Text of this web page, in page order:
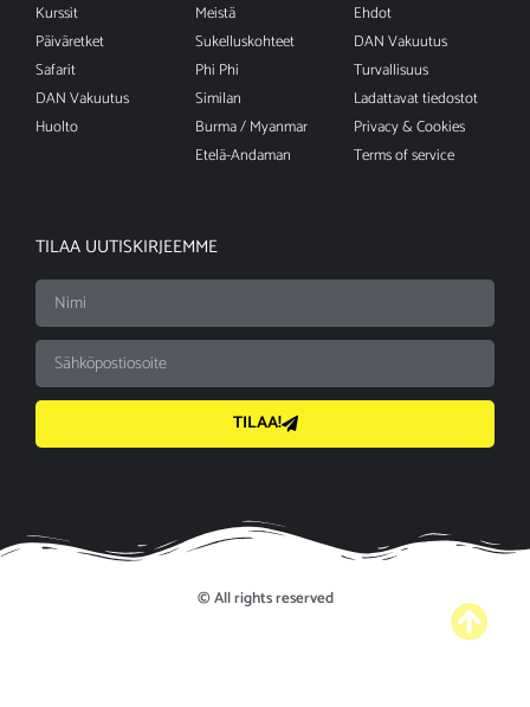
Kurssit
Päiväretket
Safarit
DAN Vakuutus
Huolto
Meistä
Sukelluskohteet
Phi Phi
Similan
Burma / Myanmar
Etelä-Andaman
Ehdot
DAN Vakuutus
Turvallisuus
Ladattavat tiedostot
Privacy & Cookies
Terms of service
TILAA UUTISKIRJEEMME
TILAA!
© All rights reserved